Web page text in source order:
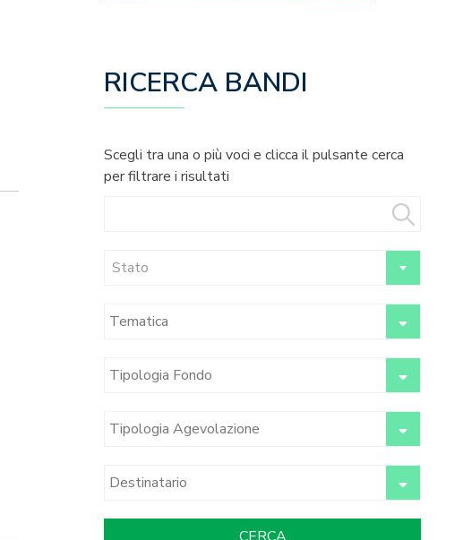
RICERCA BANDI
Scegli tra una o più voci e clicca il pulsante cerca
per filtrare i risultati
Stato